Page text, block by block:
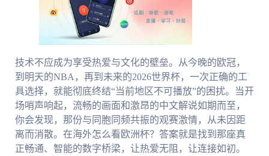
技术不应成为享受热爱与文化的壁垒。从今晚的欧冠，
到明天的NBA，再到未来的2026世界杯，一次正确的工
具选择，就能彻底终结“当前地区不可播放”的困扰。当开
场哨声响起，流畅的画面和激昂的中文解说如期而至，
你会发现，那份与同胞同频共振的观赛激情，从未因距
离而消散。在海外怎么看欧洲杯？答案就是找到那座真
正畅通、智能的数字桥梁，让热爱无阻，让连接如初。